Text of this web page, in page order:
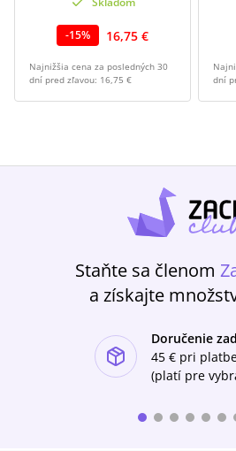
-15% 16,75 €
Najnižšia cena za posledných 30
dní pred zľavou: 16,75 €
dní
Staňte sa členom
a získajte
Doručenie
45 € pri
(platí pre